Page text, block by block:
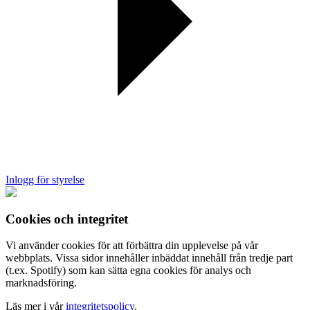
Inlogg för styrelse
Cookies och integritet
Vi använder cookies för att förbättra din upplevelse på vår
webbplats. Vissa sidor innehåller inbäddat innehåll från tredje part
(t.ex. Spotify) som kan sätta egna cookies för analys och
marknadsföring.
Läs mer i vår integritetspolicy.